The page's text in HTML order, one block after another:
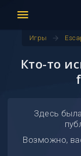
menu
Игры arrow_forward
Кто-то
Здесь
Возможно,